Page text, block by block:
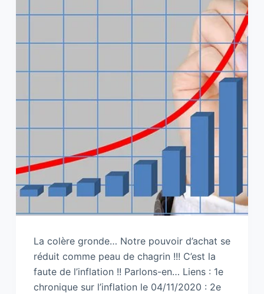
La colère gronde… Notre pouvoir d’achat se
réduit comme peau de chagrin !!! C’est la
faute de l’inflation !! Parlons-en… Liens : 1e
chronique sur l’inflation le 04/11/2020 : 2e